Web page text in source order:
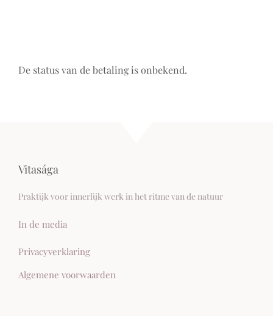
De status van de betaling is onbekend.
Vitasága
Praktijk voor innerlijk werk in het ritme van de natuur
In de media
Privacyverklaring
Algemene voorwaarden